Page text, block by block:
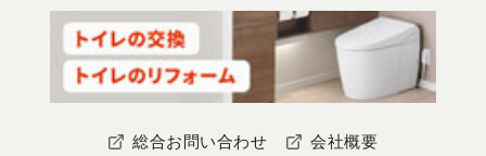
総合お問い合わせ 会社概要